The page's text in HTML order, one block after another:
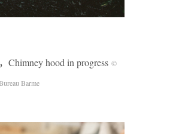
hood in progress ©
Barme